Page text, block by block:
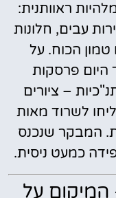
ראוותנית:
עבים, חלונות
הכוח. על
היום פרסקות
– ציורים
לשרוד מאות
המבקר שנכנס
כמעט ניסית.
המיקום על